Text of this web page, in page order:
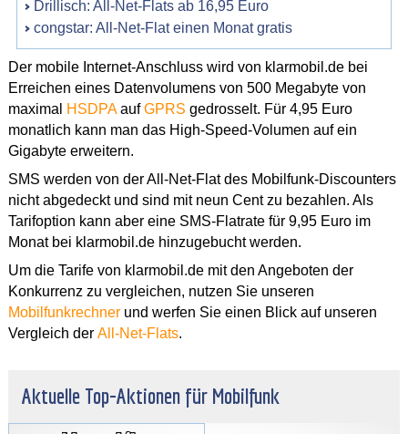
Drillisch: All-Net-Flats ab 16,95 Euro
congstar: All-Net-Flat einen Monat gratis
Der mobile Internet-Anschluss wird von klarmobil.de bei
Erreichen eines Datenvolumens von 500 Megabyte von
maximal
HSDPAaufGPRS gedrosselt. Für 4,95 Euro
monatlich kann man das High-Speed-Volumen auf ein
Gigabyte erweitern.
SMS werden von der All-Net-Flat des Mobilfunk-Discounters
nicht abgedeckt und sind mit neun Cent zu bezahlen. Als
Tarifoption kann aber eine SMS-Flatrate für 9,95 Euro im
Monat bei klarmobil.de hinzugebucht werden.
Um die Tarife von klarmobil.de mit den Angeboten der
Konkurrenz zu vergleichen, nutzen Sie unseren
Mobilfunkrechner und werfen Sie einen Blick auf unseren
Vergleich der All-Net-Flats.
Aktuelle Top-Aktionen für Mobilfunk